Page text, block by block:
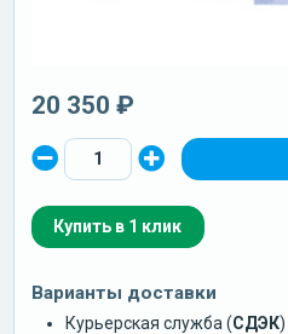
20 350 ₽
Купить в 1 клик
Варианты доставки
Курьерская служба (СДЭК)